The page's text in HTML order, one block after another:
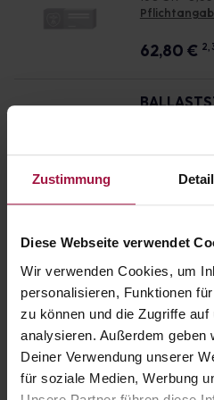
Zustimmung
Diese Webseite verwendet
Wir verwenden Cookies, um
personalisieren, Funktionen
zu können und die Zugriffe
analysieren. Außerdem geben
Deiner Verwendung unserer
für soziale Medien, Werbung
62,80 € 2,
etten
120 St. •
19,00€ 2,